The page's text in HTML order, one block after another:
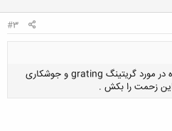
#3
با سلام و تشکر : اگر برات امکان داره در مورد گریتینگ grating و جوشکاری